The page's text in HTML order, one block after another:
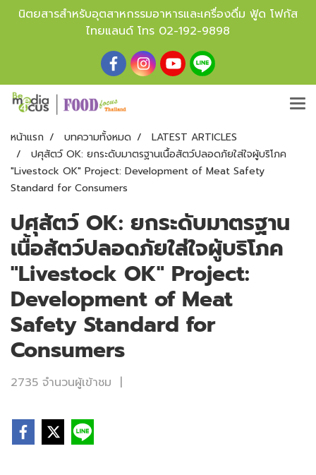
นิตยสารสำหรับอุตสาหกรรมอาหารและเครื่องดื่ม ฟู้ด โฟกัส
ไทยแลนด์ โทร 02-192-9898
หน้าแรก บทความทั้งหมด
LATEST ARTICLES
ปศุสัตว์ OK: ยกระดับมาตรฐานเนื้อสัตว์ปลอดภัยใส่ใจผู้บริโภค
"Livestock OK" Project: Development of Meat Safety
Standard for Consumers
ปศุสัตว์ OK: ยกระดับมาตรฐาน
เนื้อสัตว์ปลอดภัยใส่ใจผู้บริโภค
"Livestock OK" Project:
Development of Meat
Safety Standard for
Consumers
2735 จำนวนผู้เข้าชม |